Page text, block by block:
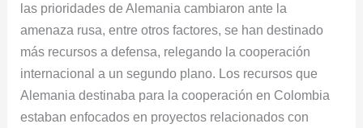
las prioridades de Alemania cambiaron ante la
amenaza rusa, entre otros factores, se han destinado
más recursos a defensa, relegando la cooperación
internacional a un segundo plano. Los recursos que
Alemania destinaba para la cooperación en Colombia
estaban enfocados en proyectos relacionados con